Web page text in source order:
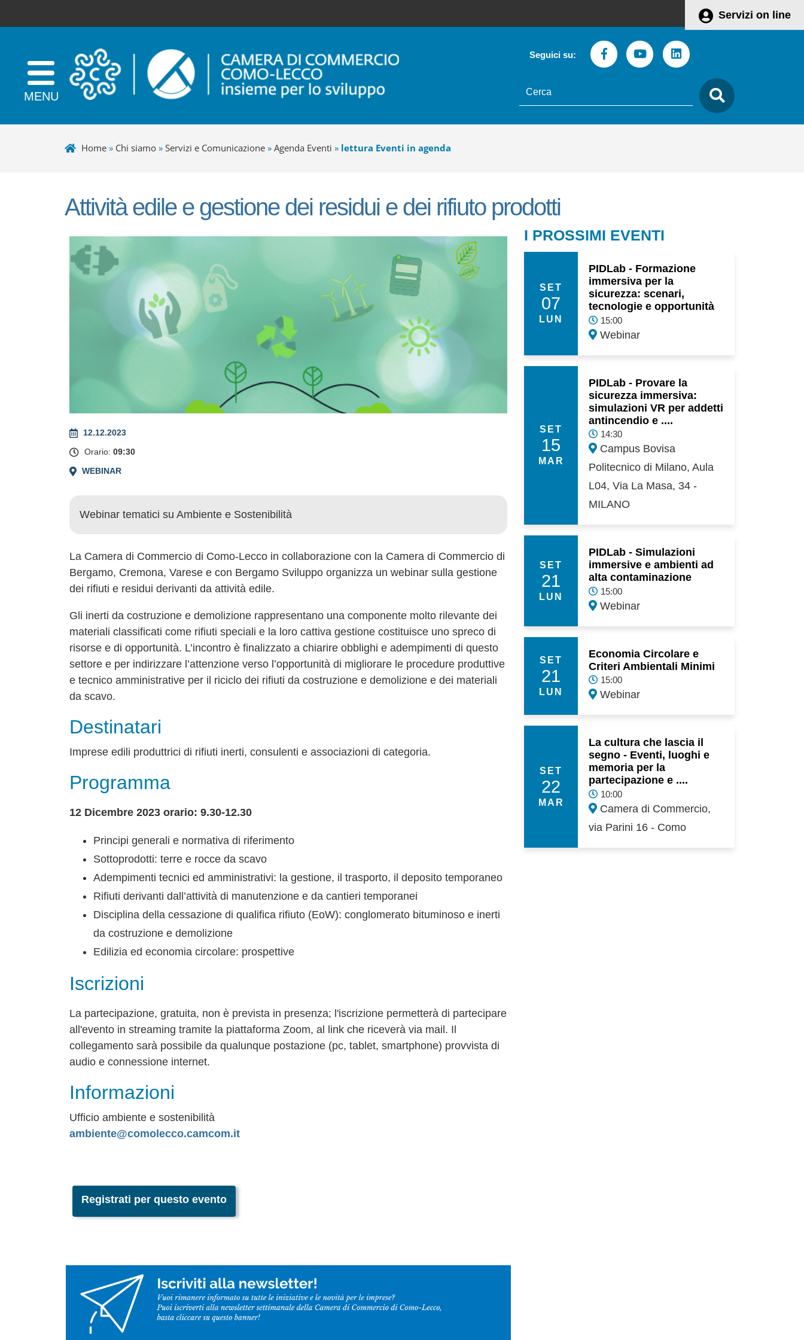
Servizi on line
Seguici su: FacebookYoutubeLinkedin
testo
da
cercare
Home» Chi siamo» Servizi e Comunicazione» Agenda Eventi » lettura Eventi in agenda
Attività edile e gestione dei residui e dei rifiuto prodotti
12.12.2023
Orario: 09:30
WEBINAR
Webinar tematici su Ambiente e Sostenibilità
La Camera di Commercio di Como-Lecco in collaborazione con la Camera di Commercio di
Bergamo, Cremona, Varese e con Bergamo Sviluppo organizza un webinar sulla gestione
dei rifiuti e residui derivanti da attività edile.
Gli inerti da costruzione e demolizione rappresentano una componente molto rilevante dei
materiali classificati come rifiuti speciali e la loro cattiva gestione costituisce uno spreco di
risorse e di opportunità. L’incontro è finalizzato a chiarire obblighi e adempimenti di questo
settore e per indirizzare l’attenzione verso l’opportunità di migliorare le procedure produttive
e tecnico amministrative per il riciclo dei rifiuti da costruzione e demolizione e dei materiali
da scavo.
Destinatari
Imprese edili produttrici di rifiuti inerti, consulenti e associazioni di categoria.
Programma
12 Dicembre 2023 orario: 9.30-12.30
Principi generali e normativa di riferimento
Sottoprodotti: terre e rocce da scavo
Adempimenti tecnici ed amministrativi: la gestione, il trasporto, il deposito temporaneo
Rifiuti derivanti dall’attività di manutenzione e da cantieri temporanei
Disciplina della cessazione di qualifica rifiuto (EoW): conglomerato bituminoso e inerti
da costruzione e demolizione
Edilizia ed economia circolare: prospettive
Iscrizioni
La partecipazione, gratuita, non è prevista in presenza; l'iscrizione permetterà di partecipare
all'evento in streaming tramite la piattaforma Zoom, al link che riceverà via mail. Il
collegamento sarà possibile da qualunque postazione (pc, tablet, smartphone) provvista di
audio e connessione internet.
Informazioni
Ufficio ambiente e sostenibilità
ambiente@comolecco.camcom.it
Registrati per questo evento
I PROSSIMI EVENTI
SET
07
LUN
PIDLab - Formazione
immersiva per la
sicurezza: scenari,
tecnologie e opportunità
15:00
Webinar
SET
15
MAR
PIDLab - Provare la
sicurezza immersiva:
simulazioni VR per addetti
antincendio e ....
14:30
Campus Bovisa
Politecnico di Milano, Aula
L04, Via La Masa, 34 -
MILANO
SET
21
LUN
PIDLab - Simulazioni
immersive e ambienti ad
alta contaminazione
15:00
Webinar
SET
21
LUN
Economia Circolare e
Criteri Ambientali Minimi
15:00
Webinar
SET
22
MAR
La cultura che lascia il
segno - Eventi, luoghi e
memoria per la
partecipazione e ....
10:00
Camera di Commercio,
via Parini 16 - Como